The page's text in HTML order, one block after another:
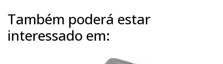
Também poderá estar
interessado em: